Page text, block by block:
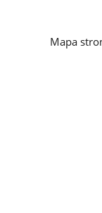
Mapa